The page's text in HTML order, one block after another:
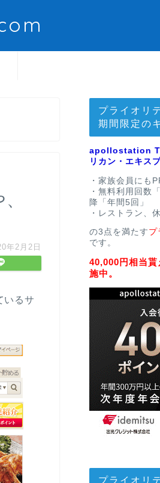
年2月2日
いるサ
プライオリ
期間限定の
apollostation
リカン・エキス
・家族会員にも
・無料利用回数
降「年間5回」
・レストラン、
の3点を満たす プ
です。
40,000円相当
施中。
プライオリ